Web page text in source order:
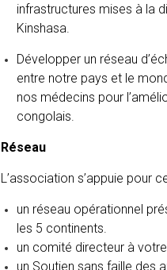
infrastructures mises à la
Kinshasa.
Développer un réseau
entre notre pays et le
nos médecins pour
congolais.
Réseau
L’association s’appuie pour
un réseau opérationnel
les 5 continents.
un comité directeur à
un Soutien sans faille des